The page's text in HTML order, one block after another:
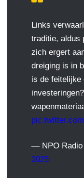
Links
traditie, aldus
zich ergert
dreiging is in
is de feitelijke
— NPO Radio
2025